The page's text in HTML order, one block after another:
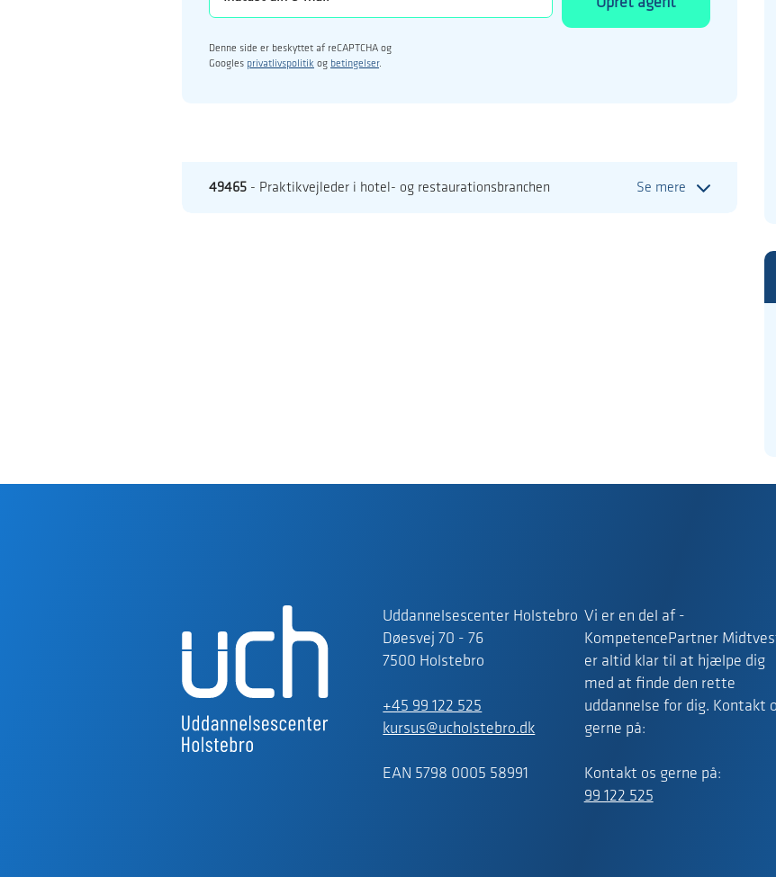
Denne side er beskyttet af reCAPTCHA og
Googles privatlivspolitik og betingelser.
49465 - Praktikvejleder i hotel- og restaurationsbranchen Se mere
Uddannelsescenter Holstebro
Døesvej 70 - 76
7500 Holstebro
+45 99 122 525
kursus@ucholstebro.dk
EAN 5798 0005 58991
Vi er en del af -
KompetencePartner
er altid klar til at hjælpe dig
med at finde den rette
uddannelse for dig. Kontakt
gerne på:
Kontakt os gerne på:
99 122 525